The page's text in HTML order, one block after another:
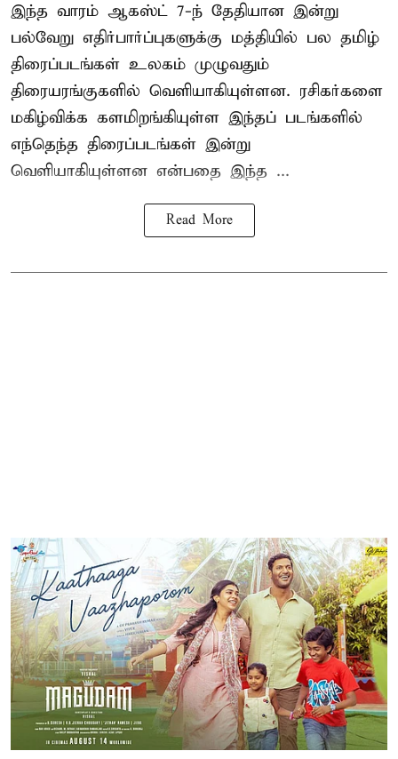
இந்த வாரம் ஆகஸ்ட் 7-ந் தேதியான இன்று
பல்வேறு எதிர்பார்ப்புகளுக்கு மத்தியில் பல தமிழ்
திரைப்படங்கள் உலகம் முழுவதும்
திரையரங்குகளில் வெளியாகியுள்ளன. ரசிகர்களை
மகிழ்விக்க களமிறங்கியுள்ள இந்தப் படங்களில்
எந்தெந்த திரைப்படங்கள் இன்று
வெளியாகியுள்ளன என்பதை இந்த ...
Read More